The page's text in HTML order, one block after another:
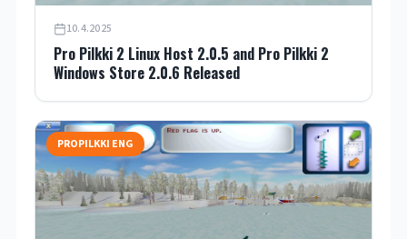
10.4.2025
Pro Pilkki 2 Linux Host 2.0.5 and Pro Pilkki 2
Windows Store 2.0.6 Released
PROPILKKI ENG